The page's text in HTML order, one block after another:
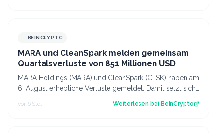
BEINCRYPTO
MARA und CleanSpark melden gemeinsam
Quartalsverluste von 851 Millionen USD
MARA Holdings (MARA) und CleanSpark (CLSK) haben am
6. August erhebliche Verluste gemeldet. Damit setzt sich
vor 6 Std. Weiterlesen bei BeInCrypto